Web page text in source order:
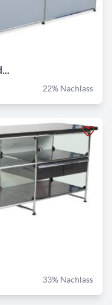
22% Nachlass
33% Nachlass